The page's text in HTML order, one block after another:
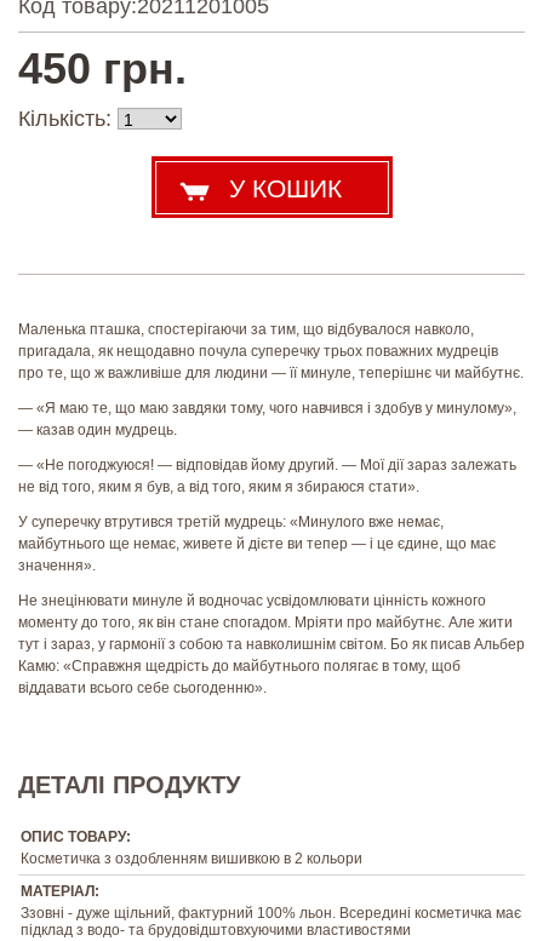
Код товару:20211201005
450 грн.
Кількість:
Маленька пташка, спостерігаючи за тим, що відбувалося навколо,
пригадала, як нещодавно почула суперечку трьох поважних мудреців
про те, що ж важливіше для людини — її минуле, теперішнє чи майбутнє.
— «Я маю те, що маю завдяки тому, чого навчився і здобув у минулому»,
— казав один мудрець.
— «Не погоджуюся! — відповідав йому другий. — Мої дії зараз залежать
не від того, яким я був, а від того, яким я збираюся стати».
У суперечку втрутився третій мудрець: «Минулого вже немає,
майбутнього ще немає, живете й дієте ви тепер — і це єдине, що має
значення».
Не знецінювати минуле й водночас усвідомлювати цінність кожного
моменту до того, як він стане спогадом. Мріяти про майбутнє. Але жити
тут і зараз, у гармонії з собою та навколишнім світом. Бо як писав Альбер
Камю: «Справжня щедрість до майбутнього полягає в тому, щоб
віддавати всього себе сьогоденню».
ДЕТАЛІ ПРОДУКТУ
ОПИС ТОВАРУ:
Косметичка з оздобленням вишивкою в 2 кольори
МАТЕРІАЛ:
Ззовні - дуже щільний, фактурний 100% льон. Всередині косметичка має
підклад з водо- та брудовідштовхуючими властивостями